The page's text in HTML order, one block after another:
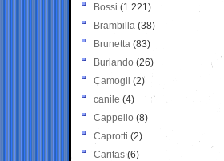
Bossi (1.221)
Brambilla (38)
Brunetta (83)
Burlando (26)
Camogli (2)
canile (4)
Cappello (8)
Caprotti (2)
Caritas (6)